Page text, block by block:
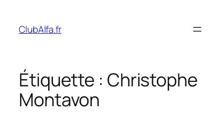
contenu
ClubAlfa.fr
Étiquette : Christophe
Montavon